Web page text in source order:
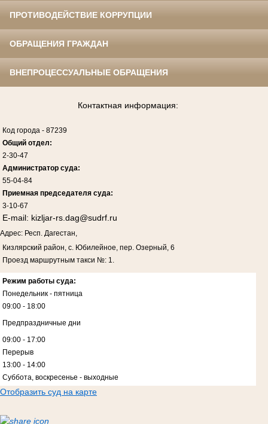
ПРОТИВОДЕЙСТВИЕ КОРРУПЦИИ
ОБРАЩЕНИЯ ГРАЖДАН
ВНЕПРОЦЕССУАЛЬНЫЕ ОБРАЩЕНИЯ
Контактная информация:
Код города- 87239
Общий отдел:
2-30-47
Администратор суда:
55-04-84
Приемная председателя суда:
3-10-67
E-mail: kizljar-rs.dag@sudrf.ru
Адрес: Респ. Дагестан,
Кизлярский район, с. Юбилейное, пер. Озерный, 6
Проезд маршрутным такси №: 1.
Режим работы суда:
Понедельник - пятница
09:00 - 18:00
Предпраздничные дни
09:00 - 17:00
Перерыв
13:00 - 14:00
Суббота, воскресенье - выходные
Отобразить суд на карте